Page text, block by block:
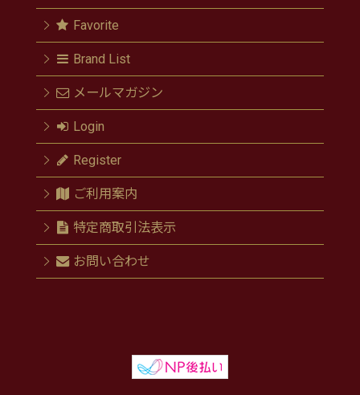
Favorite
Brand List
メールマガジン
Login
Register
ご利用案内
特定商取引法表示
お問い合わせ